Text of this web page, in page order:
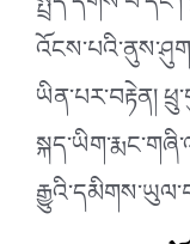
ཡིན་པར་བརྟེན།